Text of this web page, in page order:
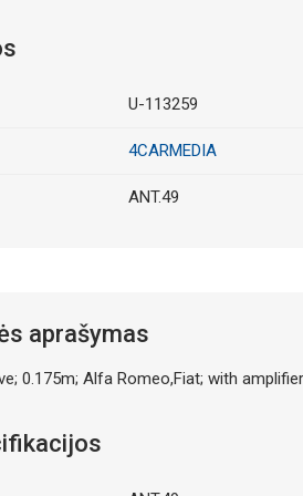
U-113259
4CARMEDIA
ANT.49
aprašymas
0.175m; Alfa Romeo,Fiat; with amplifier